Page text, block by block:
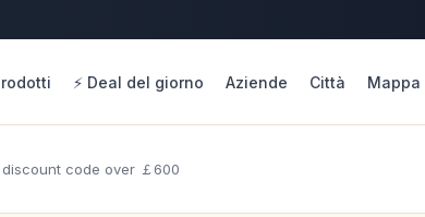
⚡ Deal del giorno Aziende Città Mappa
discount code over ￡600